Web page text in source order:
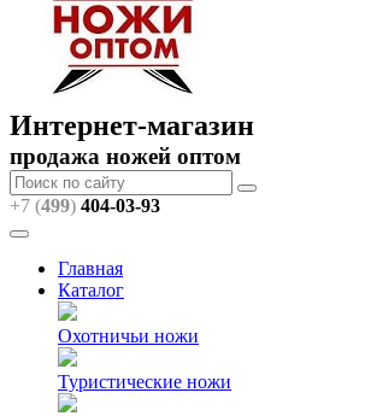
Интернет-магазин
продажа ножей оптом
+7 (499) 404-03-93
Главная
Каталог
Охотничьи ножи
Туристические ножи